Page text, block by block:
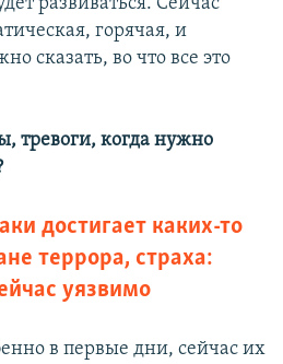
горячая, и
сказать, во что все это
тревоги, когда нужно
достигает каких-то
террора, страха:
уязвимо
в первые дни, сейчас их